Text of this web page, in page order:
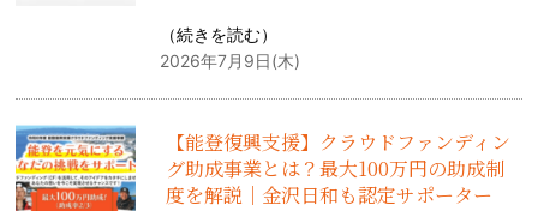
（続きを読む）
2026年7月9日(木)
【能登復興支援】クラウドファンディン
グ助成事業とは？最大100万円の助成制
度を解説｜金沢日和も認定サポーター